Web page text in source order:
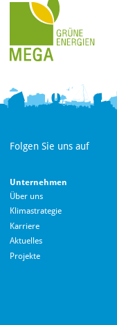
Folgen Sie uns auf
Unternehmen
Über uns
Klimastrategie
Karriere
Aktuelles
Projekte